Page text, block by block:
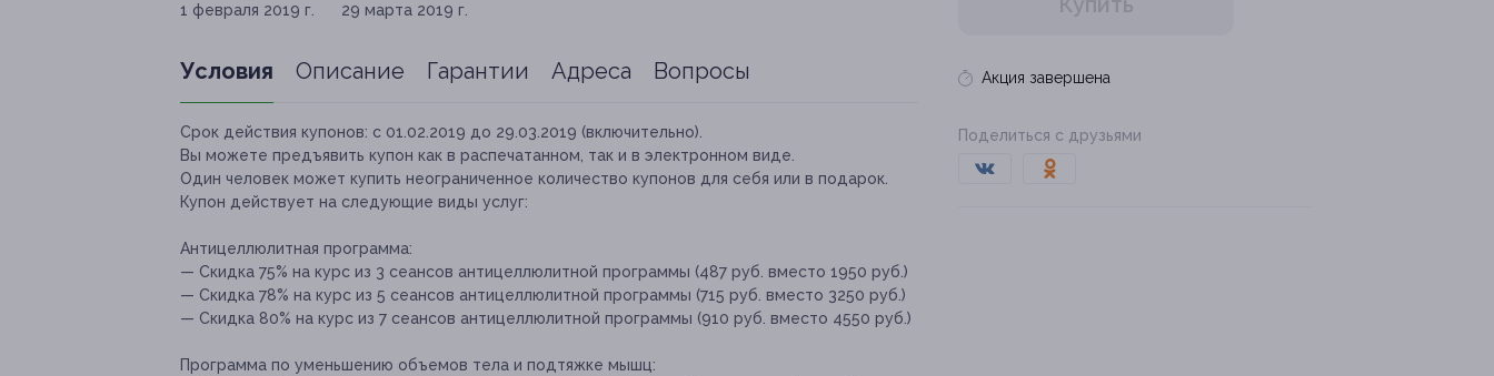
Акция завершена
Поделиться с друзьями
1 февраля 2019 г.
29 марта 2019 г.
Условия Описание Гарантии Адреса Вопросы
Срок действия купонов: с 01.02.2019 до 29.03.2019 (включительно).
Вы можете предъявить купон как в распечатанном, так и в электронном виде.
Один человек может купить неограниченное количество купонов для себя или в подарок.
Купон действует на следующие виды услуг:
Антицеллюлитная программа:
— Скидка 75% на курс из 3 сеансов антицеллюлитной программы (487 руб. вместо 1950 руб.)
— Скидка 78% на курс из 5 сеансов антицеллюлитной программы (715 руб. вместо 3250 руб.)
— Скидка 80% на курс из 7 сеансов антицеллюлитной программы (910 руб. вместо 4550 руб.)
Программа по уменьшению объемов тела и подтяжке мышц: